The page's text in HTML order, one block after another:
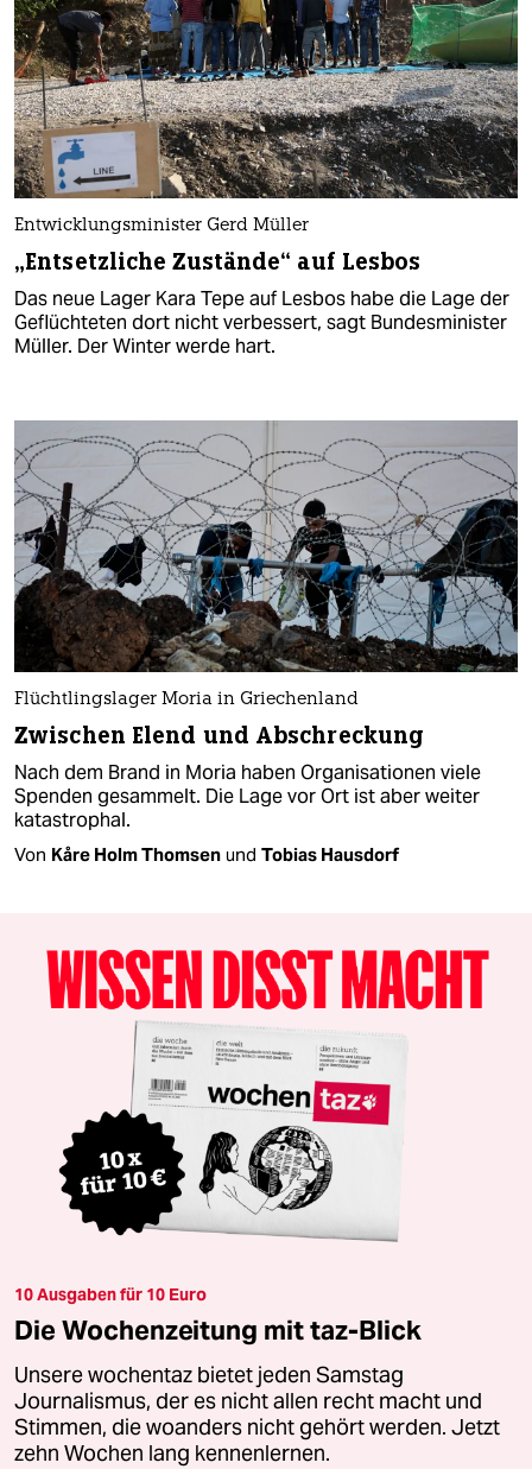
Entwicklungsminister Gerd Müller
„Entsetzliche Zustände“ auf Lesbos
Das neue Lager Kara Tepe auf Lesbos habe die Lage der
Geflüchteten dort nicht verbessert, sagt Bundesminister
Müller. Der Winter werde hart.
Flüchtlingslager Moria in Griechenland
Zwischen Elend und Abschreckung
Nach dem Brand in Moria haben Organisationen viele
Spenden gesammelt. Die Lage vor Ort ist aber weiter
katastrophal.
Von Kåre Holm Thomsen und Tobias Hausdorf
10 Ausgaben für 10 Euro
Die Wochenzeitung mit taz-Blick
Unsere wochentaz bietet jeden Samstag
Journalismus, der es nicht allen recht macht und
Stimmen, die woanders nicht gehört werden. Jetzt
zehn Wochen lang kennenlernen.